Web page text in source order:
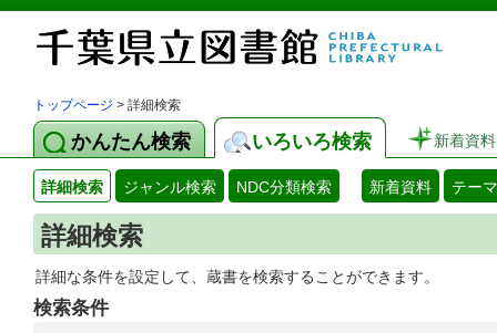
トップページ > 詳細検索
かんたん検索 いろいろ検索 新着資料
詳細検索 ジャンル検索 NDC分類検索 新着資料 テー
詳細検索
詳細な条件を設定して、蔵書を検索することができます。
検索条件